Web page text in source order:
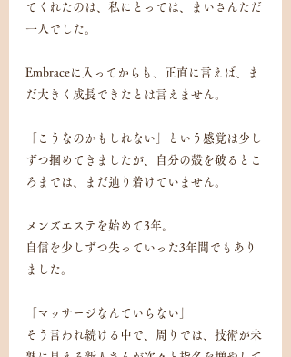
てくれたのは、私にとっては、まいさんただ
一人でした。
Embraceに入ってからも、正直に言えば、ま
だ大きく成長できたとは言えません。
「こうなのかもしれない」という感覚は少し
ずつ掴めてきましたが、自分の殻を破るとこ
ろまでは、まだ辿り着けていません。
メンズエステを始めて3年。
自信を少しずつ失っていった3年間でもあり
ました。
「マッサージなんていらない」
そう言われ続ける中で、周りでは、技術が未